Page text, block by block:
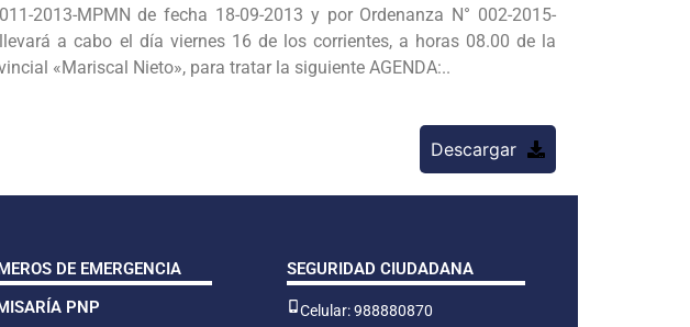
2013-MPMN de fecha 18-09-2013 y por Ordenanza N° 002-2015-
a cabo el día viernes 16 de los corrientes, a horas 08.00 de la
«Mariscal Nieto», para tratar la siguiente AGENDA:..
Descargar
DE EMERGENCIA
PNP
SEGURIDAD CIUDADANA
Celular: 988880870